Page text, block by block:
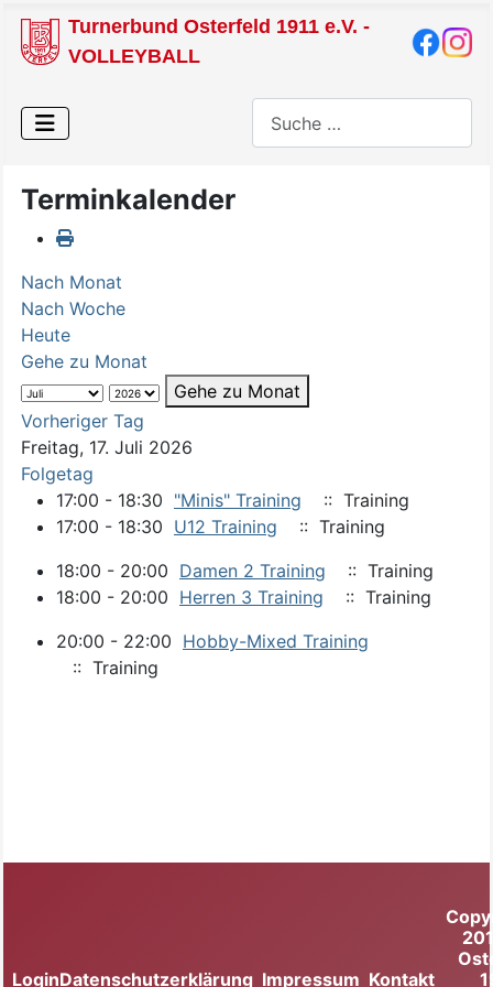
Turnerbund Osterfeld 1911 e.V. -
VOLLEYBALL
Terminkalender
Nach Monat
Nach Woche
Heute
Gehe zu Monat
Gehe zu Monat
Vorheriger Tag
Freitag, 17. Juli 2026
Folgetag
17:00 - 18:30 "Minis" Training
:: Training
17:00 - 18:30 U12 Training
:: Training
18:00 - 20:00 Damen 2 Training
:: Training
18:00 - 20:00 Herren 3 Training
:: Training
20:00 - 22:00 Hobby-Mixed Training
:: Training
LoginDatenschutzerklärung Impressum Kontakt